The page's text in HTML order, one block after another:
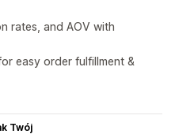
rates, and AOV with
easy order fulfillment &
Twój